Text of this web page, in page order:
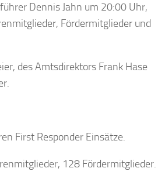
Dennis Jahn um 20:00 Uhr,
Fördermitglieder und
des Amtsdirektors Frank Hase
First Responder Einsätze.
128 Fördermitglieder.